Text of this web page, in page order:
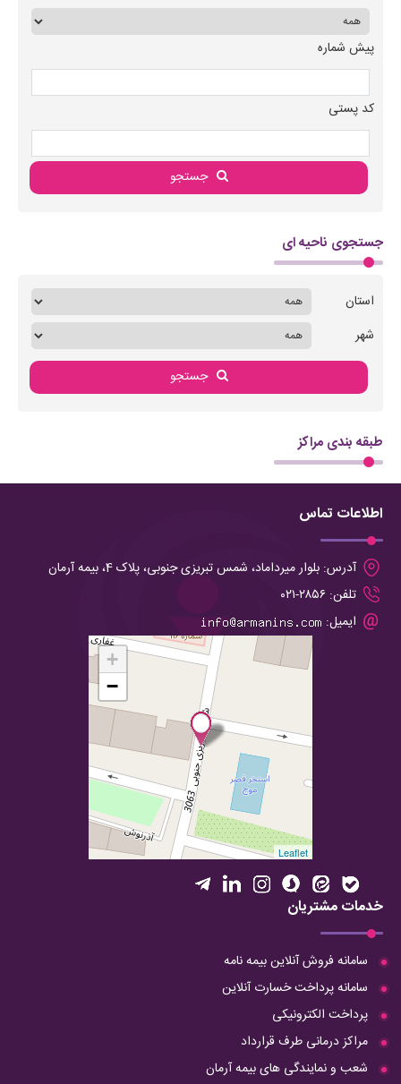
پیش شماره
کد پستی
جستجو
جستجوی ناحیه ای
استان
شهر
جستجو
طبقه بندی مراکز
اطلاعات تماس
آدرس: بلوار میرداماد، شمس تبریزی جنوبی، پلاک 4، بیمه آرمان
تلفن: ۲۸۵۶-۰۲۱
ایمیل:
+
−
Leaflet
خدمات مشتریان
سامانه فروش آنلاین بیمه نامه
سامانه پرداخت خسارت آنلاین
پرداخت الکترونیکی
مراکز درمانی طرف قرارداد
شعب و نمایندگی های بیمه آرمان